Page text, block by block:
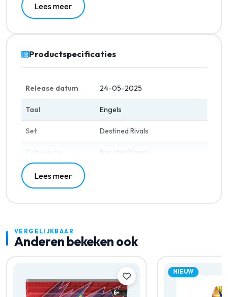
36 booster packs Destined Rivals
Lees meer
Productspecificaties
Release datum 24-05-2025
Taal Engels
Set Destined Rivals
Booster Boxen
Lees meer
VERGELIJKBAAR
Anderen bekeken ook
NIEUW